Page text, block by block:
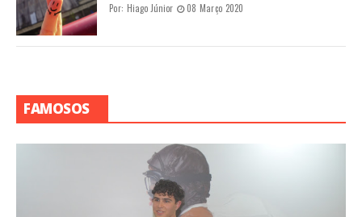
Por: Hiago Júnior 08 Março 2020
FAMOSOS